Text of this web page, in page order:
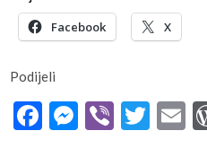
Facebook X
Podijeli
Facebook
Viber